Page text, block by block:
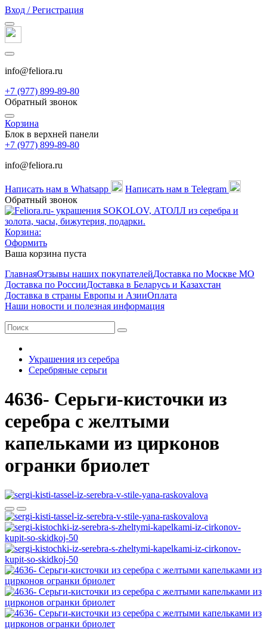
Вход / Регистрация
info@feliora.ru
+7 (977) 899-89-80
Обратный звонок
Корзина
Блок в верхней панели
+7 (977) 899-89-80
info@feliora.ru
Написать нам в Whatsapp
Написать нам в Telegram
Обратный звонок
Корзина:
Оформить
Ваша корзина пуста
ГлавнаяОтзывы наших покупателейДоставка по Москве МО
Доставка по РоссииДоставка в Беларусь и Казахстан
Доставка в страны Европы и АзииОплата
Наши новости и полезная информация
Украшения из серебра
Серебряные серьги
4636- Серьги-кисточки из
серебра с желтыми
капельками из цирконов
огранки бриолет